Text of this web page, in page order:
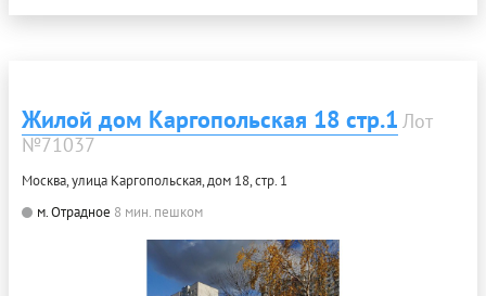
Жилой дом Каргопольская 18 стр.1 Лот
№71037
Москва, улица Каргопольская, дом 18, стр. 1
м. Отрадное 8 мин. пешком